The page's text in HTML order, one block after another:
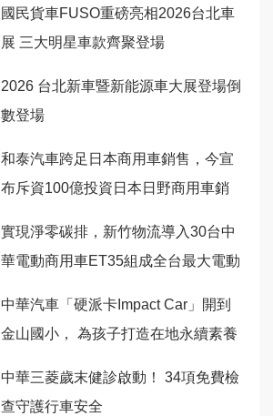
國民貨車FUSO重磅亮相2026台北車
展 三大明星車款齊聚登場
2026 台北新車暨新能源車大展登場倒
數登場
和泰汽車跨足日本商用車銷售，今宣
布斥資100億投資日本日野商用車銷
實現淨零碳排，新竹物流導入30台中
華電動商用車ET35組成全台最大電動
中華汽車「硬派卡Impact Car」開到
金山國小， 為孩子打造在地永續素養
中華三菱歲末健診啟動！ 34項免費檢
查守護行車安全